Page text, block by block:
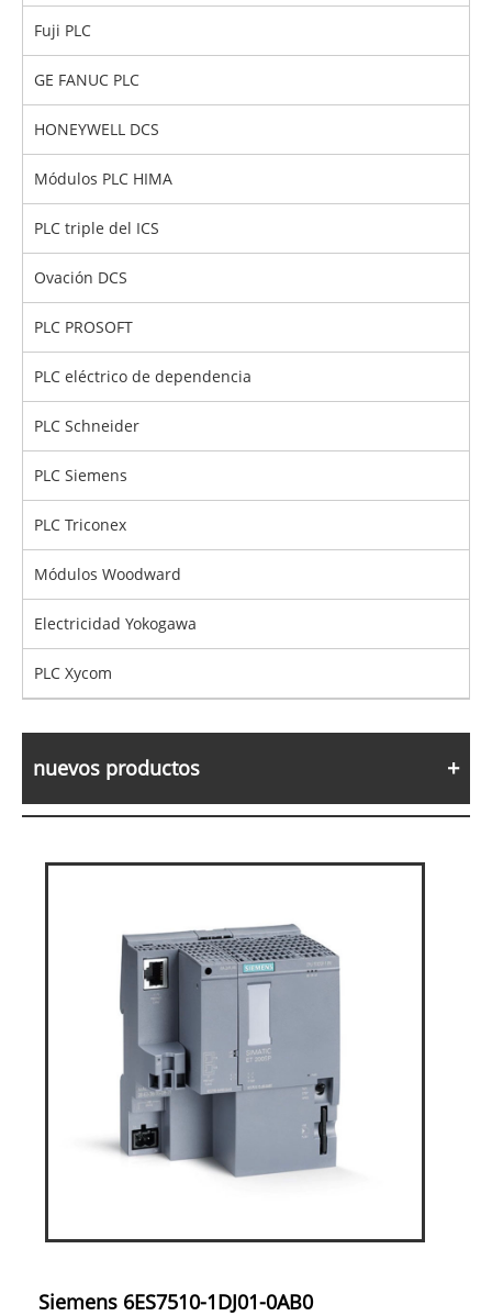
Fuji PLC
GE FANUC PLC
HONEYWELL DCS
Módulos PLC HIMA
PLC triple del ICS
Ovación DCS
PLC PROSOFT
PLC eléctrico de dependencia
PLC Schneider
PLC Siemens
PLC Triconex
Módulos Woodward
Electricidad Yokogawa
PLC Xycom
nuevos productos
Siemens 6ES7510-1DJ01-0AB0